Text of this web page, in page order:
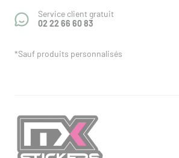
Service client gratuit
02 22 66 60 83
*Sauf produits personnalisés